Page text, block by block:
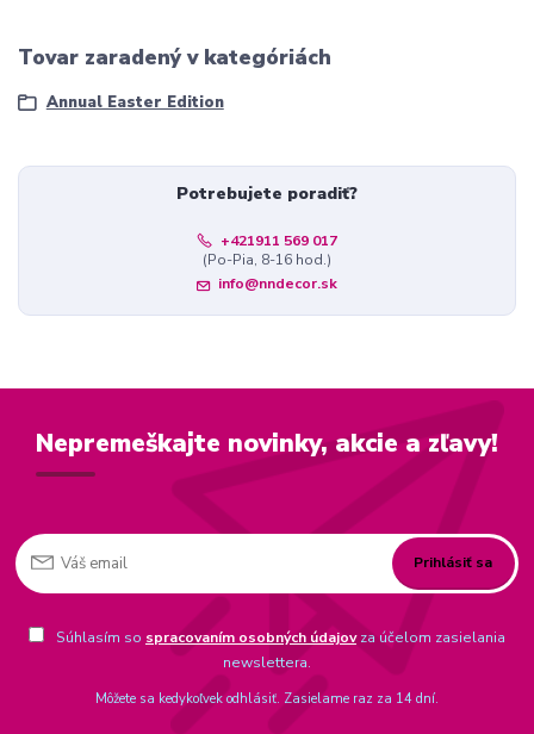
Tovar zaradený v kategóriách
Annual Easter Edition
Potrebujete poradiť?
+421911 569 017
(Po-Pia, 8-16 hod.)
info@nndecor.sk
Nepremeškajte novinky, akcie a zľavy!
Prihlásiť sa
Súhlasím so spracovaním osobných údajovza účelom zasielania
newslettera.
Môžete sa kedykoľvek odhlásiť. Zasielame raz za 14 dní.